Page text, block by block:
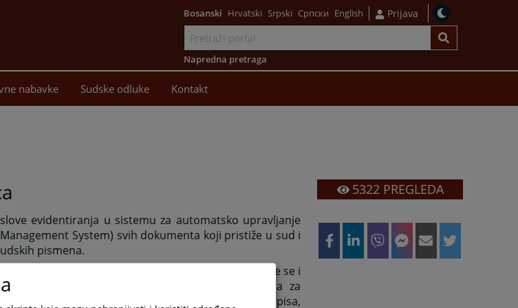
Bosanski Hrvatski Srpski Српски English Prijava
Napredna pretraga
nabavke Sudske odluke Kontakt
evidentiranja u sistemu za automatsko upravljanje
System) svih dokumenta koji pristiže u sud i
pismena.
za automatskog upravljanja predmetima, a vrše se i
vođenje propisanih upisnika i pomoćnih knjiga za
u CMS, poslovi ovjere potpisa, rukopisa i prijepisa,
5322PREGLEDA